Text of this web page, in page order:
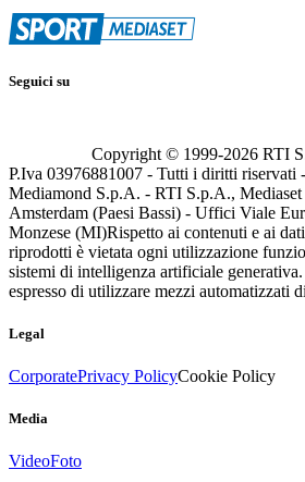
Seguici su
Copyright © 1999-2026 RTI
P.Iva 03976881007 - Tutti i diritti riservati
Mediamond S.p.A. - RTI S.p.A., Mediaset
Amsterdam (Paesi Bassi) - Uffici Viale
Monzese (MI)Rispetto ai contenuti e ai
riprodotti è vietata ogni utilizzazione
sistemi di intelligenza artificiale
espresso di utilizzare mezzi automatizzati
Legal
CorporatePrivacy PolicyCookie Policy
Media
VideoFoto